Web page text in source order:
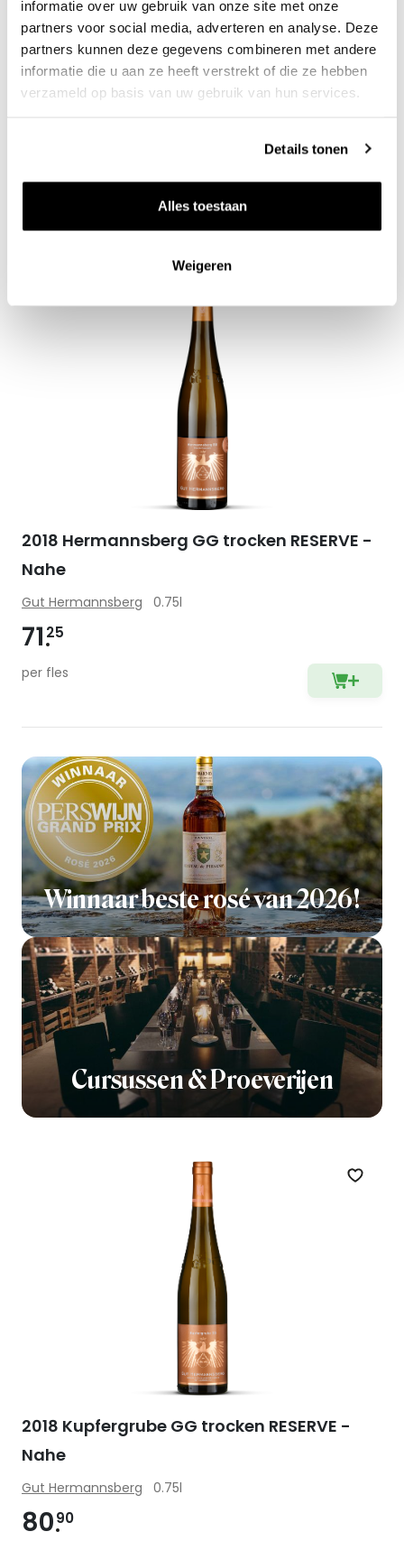
informatie over uw gebruik van onze site met onze
partners voor social media, adverteren en analyse. Deze
partners kunnen deze gegevens combineren met andere
informatie die u aan ze heeft verstrekt of die ze hebben
verzameld op basis van uw gebruik van hun services.
Details tonen
Alles toestaan
Weigeren
Winnaar beste rosé van 2026!
Cursussen & Proeverijen
2023 Rotenberg Riesling kabinett - Nahe
per fles
Zet
2018 Hermannsberg GG trocken RESERVE -
Nahe
Gut Hermannsberg 0.75l
71 25
per fles
Zet
2018 Kupfergrube GG trocken RESERVE -
Nahe
Gut Hermannsberg 0.75l
8090